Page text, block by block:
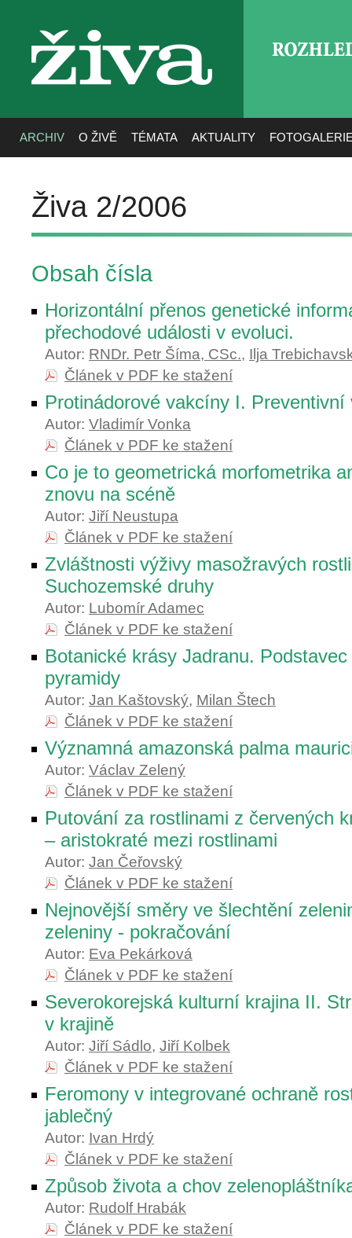
živa
ARCHIV O ŽIVĚ TÉMATA AKTUALITY
Živa 2/2006
Obsah čísla
Horizontální přenos genetické
přechodové události v evoluci.
Autor: RNDr. Petr Šíma, CSc., Ilja
Článek v PDF ke stažení
Protinádorové vakcíny I. Preventivní
Autor: Vladimír Vonka
Článek v PDF ke stažení
Co je to geometrická morfometrika
znovu na scéně
Autor: Jiří Neustupa
Článek v PDF ke stažení
Zvláštnosti výživy masožravých
Suchozemské druhy
Autor: Lubomír Adamec
Článek v PDF ke stažení
Botanické krásy Jadranu.
pyramidy
Autor: Jan Kaštovský, Milan Štech
Článek v PDF ke stažení
Významná amazonská palma
Autor: Václav Zelený
Článek v PDF ke stažení
Putování za rostlinami z červených
– aristokraté mezi rostlinami
Autor: Jan Čeřovský
Článek v PDF ke stažení
Nejnovější směry ve šlechtění
zeleniny - pokračování
Autor: Eva Pekárková
Článek v PDF ke stažení
Severokorejská kulturní krajina II.
v krajině
Autor: Jiří Sádlo, Jiří Kolbek
Článek v PDF ke stažení
Feromony v integrované ochraně
jablečný
Autor: Ivan Hrdý
Článek v PDF ke stažení
Způsob života a chov
Autor: Rudolf Hrabák
Článek v PDF ke stažení